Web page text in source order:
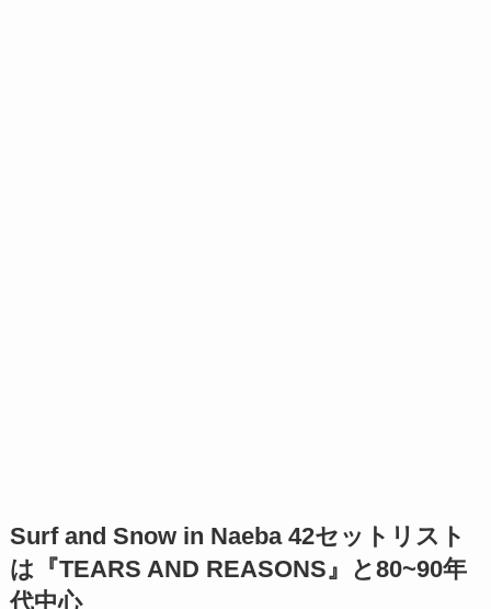
Surf and Snow in Naeba 42セットリスト
は『TEARS AND REASONS』と80~90年
代中心